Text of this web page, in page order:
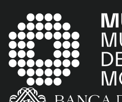
MUDEM -
(torna all'home page)